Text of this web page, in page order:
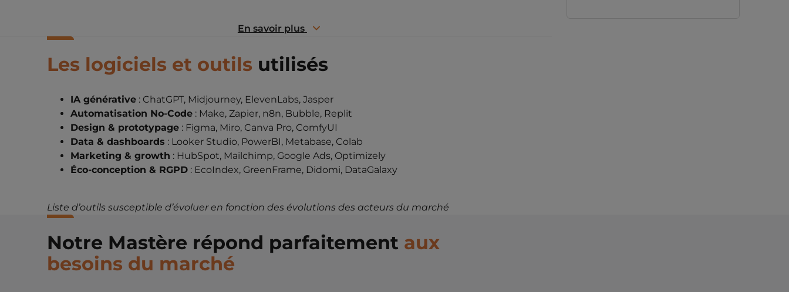
En savoir plus
Les logiciels et outils utilisés
IA générative: ChatGPT, Midjourney, ElevenLabs, Jasper
Automatisation No-Code: Make, Zapier, n8n, Bubble, Replit
Design & prototypage: Figma, Miro, Canva Pro, ComfyUI
Data & dashboards : Looker Studio, PowerBI, Metabase, Colab
Marketing & growth : HubSpot, Mailchimp, Google Ads, Optimizely
Éco-conception & RGPD: EcoIndex, GreenFrame, Didomi, DataGalaxy
Liste d’outils susceptible d’évoluer en fonction des évolutions des acteurs du marché
Notre Mastère répond parfaitement aux
besoins du marché